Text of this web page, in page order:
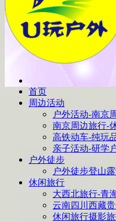
首页
周边活动
户外活动-南京
南京周边旅行-
高铁动车-纯玩
亲子活动-研学
户外徒步
户外徒步登山
休闲旅行
大西北旅行-青
云南四川西藏
休闲旅行摄影